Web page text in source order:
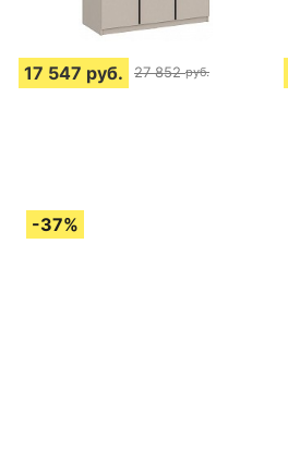
17 547 руб. 27 852 руб.